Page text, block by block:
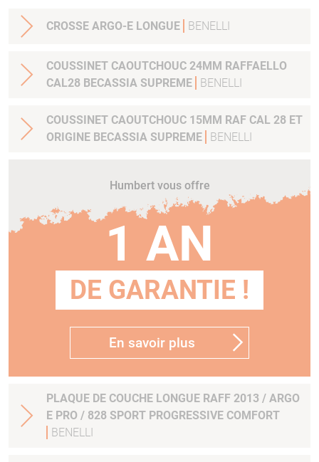
CROSSE ARGO-E LONGUE BENELLI
COUSSINET CAOUTCHOUC 24MM RAFFAELLO
CAL28 BECASSIA SUPREME
BENELLI
COUSSINET CAOUTCHOUC 15MM RAF CAL 28 ET
ORIGINE BECASSIA SUPREME
BENELLI
Humbert vous offre
1 AN
DE GARANTIE !
En savoir plus
PLAQUE DE COUCHE LONGUE RAFF 2013 / ARGO
E PRO / 828 SPORT PROGRESSIVE COMFORT
BENELLI